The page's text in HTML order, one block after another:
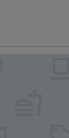
Hamnen